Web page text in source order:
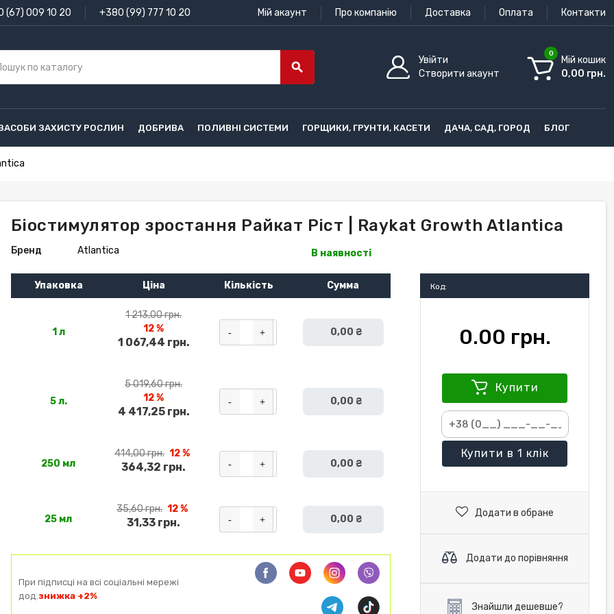
(67) 009 10 20 +380 (99) 777 10 20 Мій акаунт Про компанію Доставка Оплата Контакти
search
Увійти
Створити акаунт
0
Мій кошик
0,00 грн.
ЗАХИСТУ РОСЛИН ДОБРИВА ПОЛИВНІ СИСТЕМИ ГОРЩИКИ, ГРУНТИ, КАСЕТИ ДАЧА, САД, ГОРОД БЛОГ
Біостимулятор зростання Райкат Ріст | Raykat Growth Atlantica
Бренд Atlantica В наявності
Упаковка Ціна Кількість Сумма
1 л
1 213,00 грн.
12 %
1 067,44 грн.
+ 0,00 ₴
5 л.
5 019,60 грн.
12 %
4 417,25 грн.
+ 0,00 ₴
250 мл
414,00 грн. 12 %
364,32 грн. + 0,00 ₴
25 мл
35,60 грн. 12 %
31,33 грн. + 0,00 ₴
При підписці на всі соціальні мережі
дод.знижка +2%
Код:
0.00 грн.
Купити
Купити в 1 клік
Додати в обране
Додати до порівняння
Знайшли дешевше?